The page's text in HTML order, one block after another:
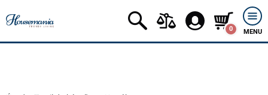
0 MENU